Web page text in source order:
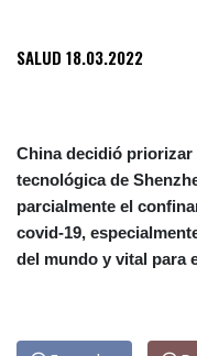
SALUD 18.03.2022
China decidió
tecnológica de
parcialmente el
covid-19,
del mundo y vital para